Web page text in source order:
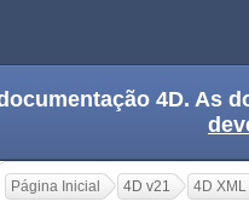
4D. As
Página Inicial 4D v21 4D